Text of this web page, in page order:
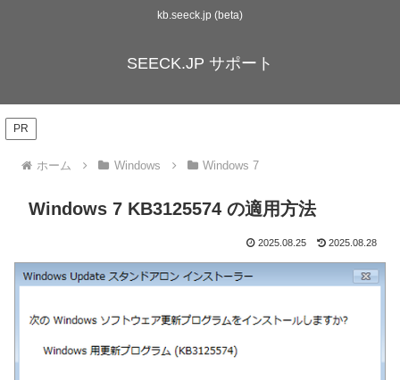
kb.seeck.jp (beta)
SEECK.JP サポート
PR
ホーム Windows Windows 7
Windows 7 KB3125574 の適用方法
2025.08.25 2025.08.28